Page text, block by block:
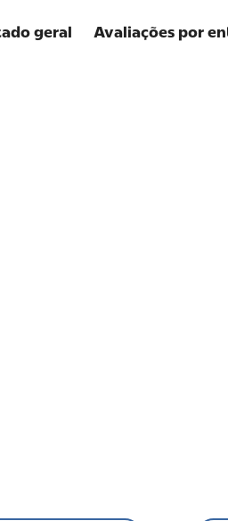
geral Avaliações por